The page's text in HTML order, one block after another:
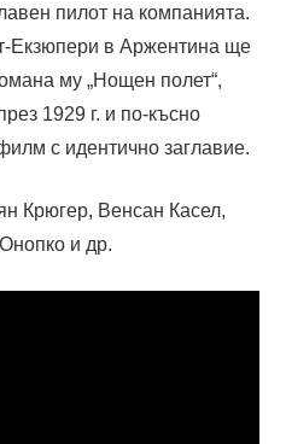
пилот на компанията.
Екзюпери в Аржентина ще
му „Нощен полет“,
1929 г. и по-късно
с идентично заглавие.
Крюгер, Венсан Касел,
и др.